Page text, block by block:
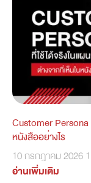
Customer Persona
หนังสืออย่างไร
10 กรกฎาคม 2026
อ่านเพิ่มเติม